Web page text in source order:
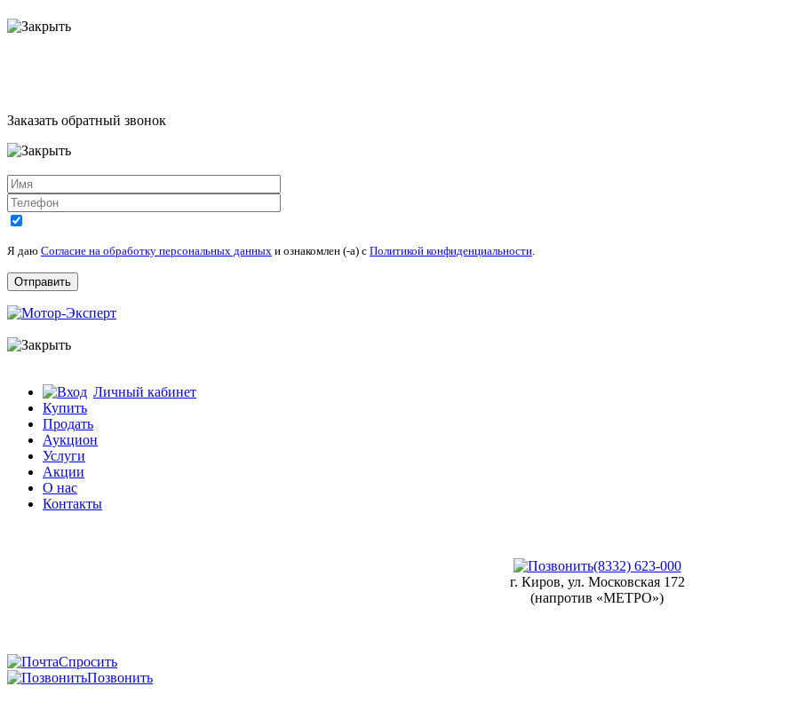
Заказать обратный звонок
Я даю Согласие на обработку персональных данных и ознакомлен (-а) c Политикой конфиденциальности.
Личный кабинет
Купить
Продать
Аукцион
Услуги
Акции
О нас
Контакты
(8332) 623-000
г. Киров, ул. Московская 172
(напротив «МЕТРО»)
Спросить
Позвонить